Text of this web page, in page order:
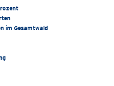
im Gesamtwald